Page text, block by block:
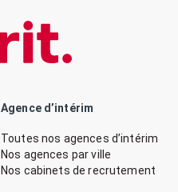
Agence d’intérim
Toutes nos agences d’intérim
Nos agences par ville
Nos cabinets de recrutement